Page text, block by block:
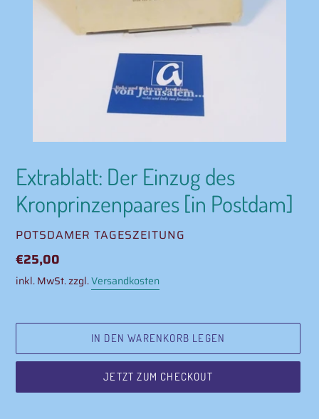
Extrablatt: Der Einzug des
Kronprinzenpaares [in Postdam]
VERKÄUFER
POTSDAMER TAGESZEITUNG
Normaler
Preis
€25,00
inkl. MwSt. zzgl.Versandkosten
IN DEN WARENKORB LEGEN
JETZT ZUM CHECKOUT